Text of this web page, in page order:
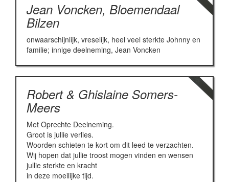
Jean Voncken, Bloemendaal
Bilzen
onwaarschijnlijk, vreselijk, heel veel sterkte Johnny en
familie; innige deelneming, Jean Voncken
Robert & Ghislaine Somers-
Meers
Met Oprechte Deelneming.
Groot is jullie verlies.
Woorden schieten te kort om dit leed te verzachten.
Wij hopen dat jullie troost mogen vinden en wensen
jullie sterkte en kracht
in deze moeilijke tijd.